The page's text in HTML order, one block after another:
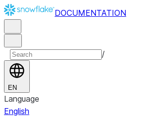
DOCUMENTATION
/
EN
Language
English